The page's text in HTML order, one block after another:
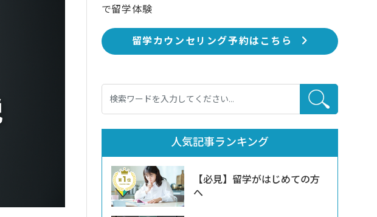
で留学体験
留学カウンセリング予約はこちら
人気記事ランキング
【必見】留学がはじめての方
へ